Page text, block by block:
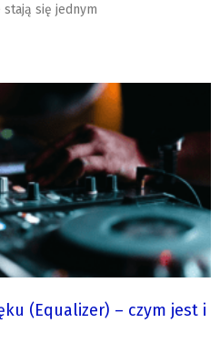
stają się jednym
(Equalizer) – czym jest i